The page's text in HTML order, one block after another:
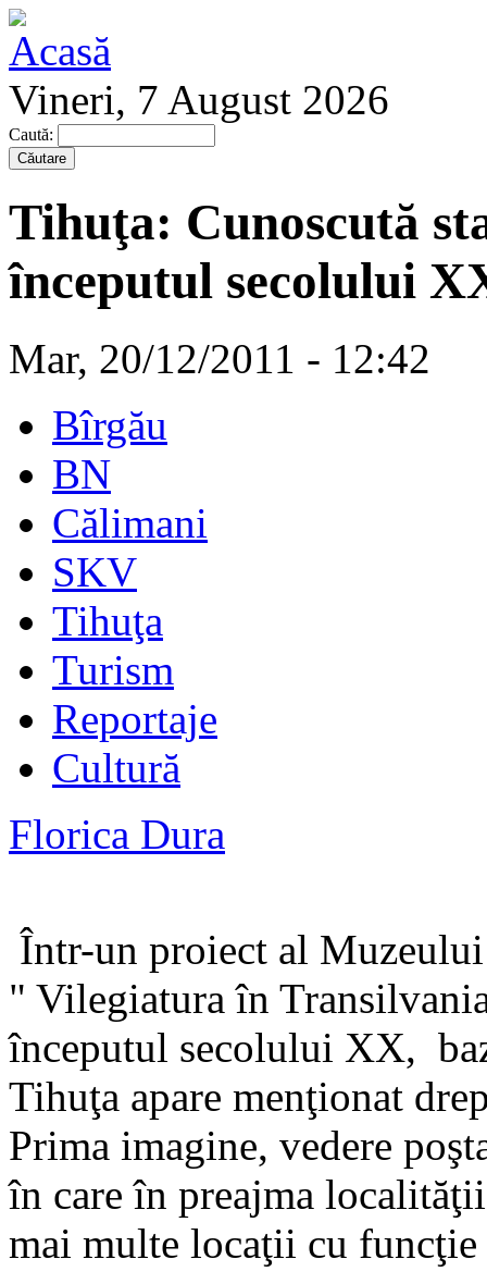
Vineri, 7 August 2026
Caută:
Tihuţa: Cunoscută
începutul secolului
Mar, 20/12/2011 - 12:42
Bîrgău
BN
Călimani
SKV
Tihuţa
Turism
Reportaje
Cultură
Florica Dura
Într-un proiect al
" Vilegiatura în
începutul secolului XX,
Tihuţa apare menţionat
Prima imagine, vedere
în care în preajma
mai multe locaţii cu